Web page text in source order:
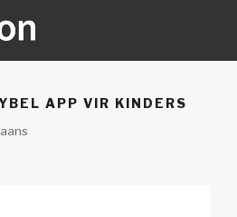
APP VIR KINDERS